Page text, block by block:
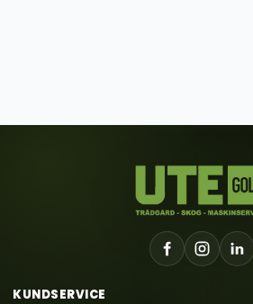
KUNDSERVICE